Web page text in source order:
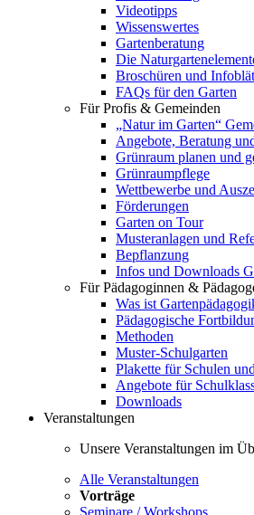
Videotipps
Wissenswertes
Gartenberatung
Die
Broschüren und
FAQs für den Garten
Für Profis & Gemeinden
„Natur im Garten“
Angebote, Beratung
Grünraum planen und
Grünraumpflege
Wettbewerbe und
Förderungen
Garten on Tour
Musteranlagen und
Bepflanzung
Infos und Downloads
Für Pädagoginnen &
Was ist
Pädagogische
Methoden
Muster-Schulgarten
Plakette für Schulen
Angebote für
Downloads
Veranstaltungen
Unsere Veranstaltungen im
Alle Veranstaltungen
Vorträge
Seminare / Workshops